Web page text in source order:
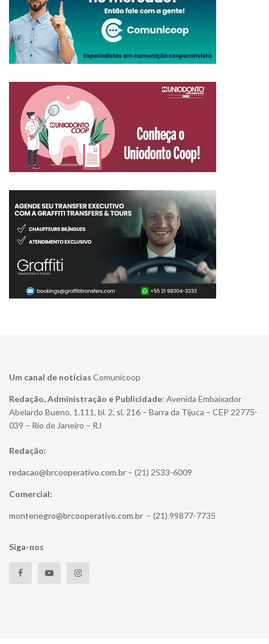
Um canal de notícias Comunicoop
Redação, Administração e Publicidade: Avenida Embaixador
Abelardo Bueno, 1.111, bl. 2, sl. 216 – Barra da Tijuca – CEP 22775-
039 – Rio de Janeiro – RJ
Redação:
redacao@brcooperativo.com.br – (21) 2533-6009
Comercial:
montenegro@brcooperativo.com.br – (21) 99877-7735
Siga-nos